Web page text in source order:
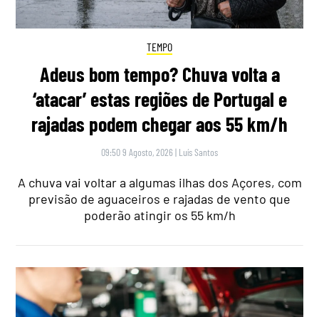
TEMPO
Adeus bom tempo? Chuva volta a
‘atacar’ estas regiões de Portugal e
rajadas podem chegar aos 55 km/h
09:50 9 Agosto, 2026 | Luís Santos
A chuva vai voltar a algumas ilhas dos Açores, com
previsão de aguaceiros e rajadas de vento que
poderão atingir os 55 km/h